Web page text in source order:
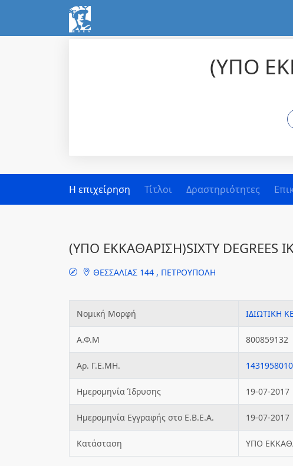
(ΥΠΟ
Η επιχείρηση Τίτλοι Δραστηριότητες
(ΥΠΟ ΕΚΚΑΘΑΡΙΣΗ)SIXTY DEGREES
ΘΕΣΣΑΛΙΑΣ 144 , ΠΕΤΡΟΥΠΟΛΗ
Νομική Μορφή ΙΔΙΩΤΙΚΗ
Α.Φ.Μ 800859132
Αρ. Γ.Ε.ΜΗ.
Ημερομηνία Ίδρυσης 19-07-2017
Ημερομηνία Εγγραφής στο Ε.Β.Ε.Α. 19-07-2017
Κατάσταση ΥΠΟ